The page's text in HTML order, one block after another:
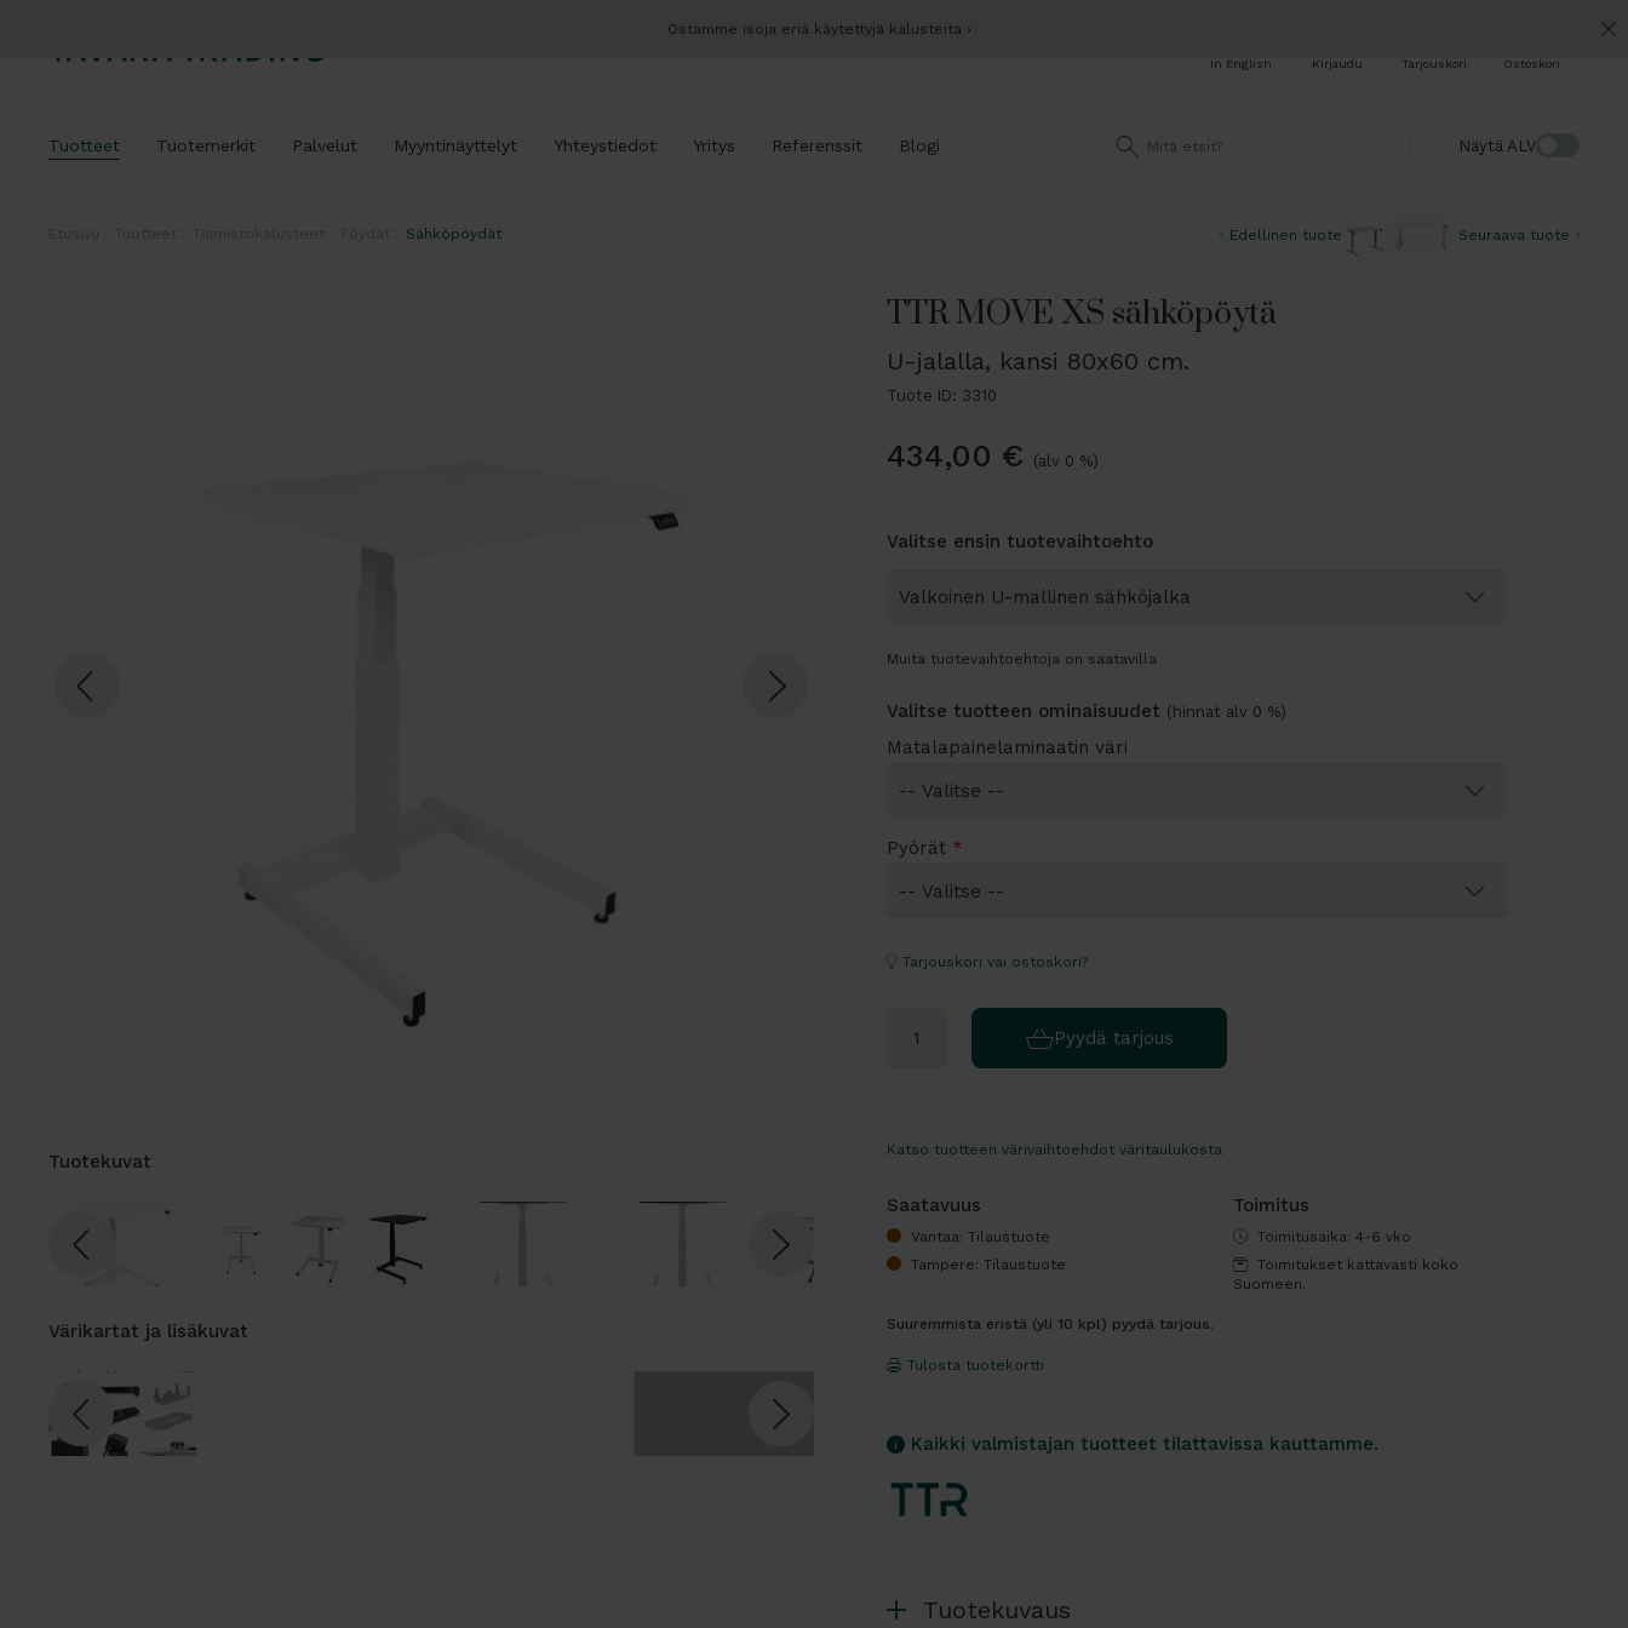
Ostamme isoja eriä käytettyjä kalusteita
Ostoskori
Tarjouskori
Kirjaudu
In English
Näytä ALV
Tuotteet Tuotemerkit Palvelut Myyntinäyttelyt Yhteystiedot Yritys Referenssit Blogi
Sähköpöydät Edellinen tuote Seuraava tuote
Tuotekuvat
Värikartat ja lisäkuvat
TTR MOVE XS sähköpöytä
U-jalalla, kansi 80x60 cm.
Tuote ID: 3310
434,00 € (alv 0 %)
Valitse ensin tuotevaihtoehto
Muita tuotevaihtoehtoja on saatavilla
Valitse tuotteen ominaisuudet (hinnat alv 0 %)
Matalapainelaminaatin väri
Pyörät *
Tarjouskori vai ostoskori?
Pyydä tarjous
Katso tuotteen värivaihtoehdot väritaulukosta
Saatavuus
Vantaa: Tilaustuote
Tampere: Tilaustuote
Toimitus
Toimitusaika: 4-6 vko
Toimitukset kattavasti koko
Suomeen.
Suuremmista eristä (yli 10 kpl) pyydä tarjous.
Tulosta tuotekortti
Kaikki valmistajan tuotteet tilattavissa kauttamme.
Tuotekuvaus